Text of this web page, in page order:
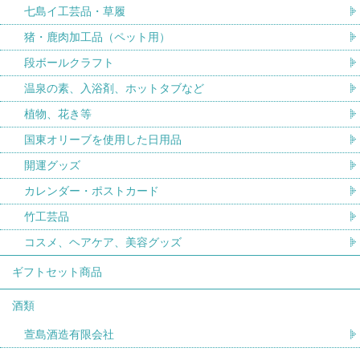
七島イ工芸品・草履
猪・鹿肉加工品（ペット用）
段ボールクラフト
温泉の素、入浴剤、ホットタブなど
植物、花き等
国東オリーブを使用した日用品
開運グッズ
カレンダー・ポストカード
竹工芸品
コスメ、ヘアケア、美容グッズ
ギフトセット商品
酒類
萱島酒造有限会社